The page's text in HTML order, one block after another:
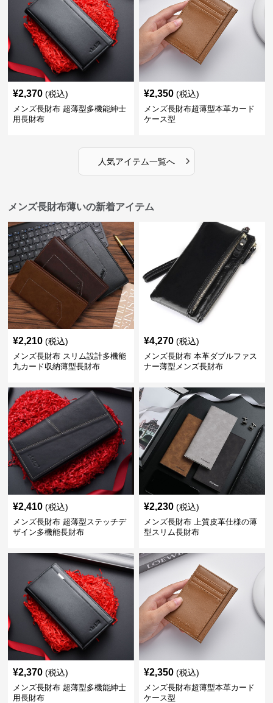
¥2,370 (税込)
メンズ長財布 超薄型多機能紳士
用長財布
¥2,350 (税込)
メンズ長財布超薄型本革カード
ケース型
人気アイテム一覧へ ›
メンズ長財布薄いの新着アイテム
¥2,210 (税込)
メンズ長財布 スリム設計多機能
九カード収納薄型長財布
¥4,270 (税込)
メンズ長財布 本革ダブルファス
ナー薄型メンズ長財布
¥2,410 (税込)
メンズ長財布 超薄型ステッチデ
ザイン多機能長財布
¥2,230 (税込)
メンズ長財布 上質皮革仕様の薄
型スリム長財布
¥2,370 (税込)
メンズ長財布 超薄型多機能紳士
用長財布
¥2,350 (税込)
メンズ長財布超薄型本革カード
ケース型